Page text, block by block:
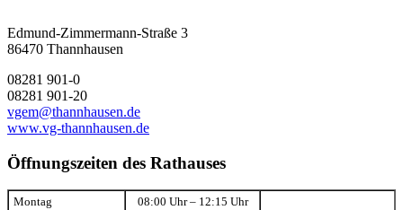
Edmund-Zimmermann-Straße 3
86470 Thannhausen
08281 901-0
08281 901-20
vgem@thannhausen.de
www.vg-thannhausen.de
Öffnungszeiten des Rathauses
Montag 08:00 Uhr – 12:15 Uhr